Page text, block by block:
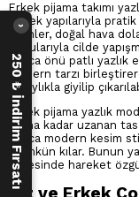
Erkek pijama takımı
esnek yapılarıyla
ürünler, doğal hava
dokularıyla cilde
Ayrıca önü patlı
modern tarzı
kolaylıkla giyilip
Erkek pijama yazlık
altına kadar uzanan
Ayrıca modern kesim
mümkün kılar. Bunun
sayesinde hareket
250 ₺ İndirim Fırsatı
›